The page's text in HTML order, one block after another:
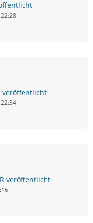
veröffentlicht
veröffentlicht